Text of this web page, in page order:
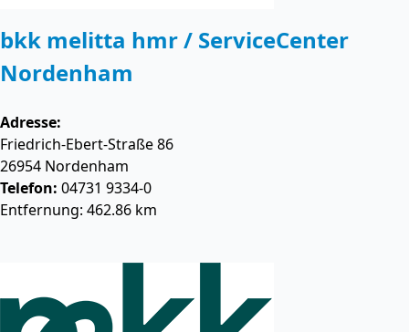
bkk melitta hmr / ServiceCenter
Nordenham
Adresse:
Friedrich-Ebert-Straße 86
26954 Nordenham
Telefon: 04731 9334-0
Entfernung: 462.86 km